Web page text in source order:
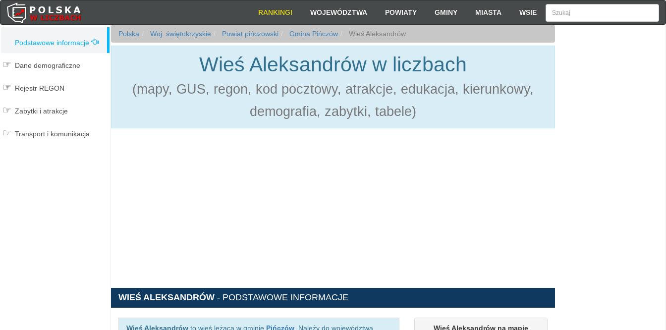
RANKINGI WOJEWÓDZTWA POWIATY GMINY MIASTA WSIE
Podstawowe informacje
Dane demograficzne
Rejestr REGON
Zabytki i atrakcje
Transport i komunikacja
Polska Woj. świętokrzyskie Powiat pińczowski Gmina Pińczów Wieś Aleksandrów
Wieś Aleksandrów w liczbach
(mapy, GUS, regon, kod pocztowy, atrakcje, edukacja, kierunkowy,
demografia, zabytki, tabele)
WIEŚ ALEKSANDRÓW - PODSTAWOWE INFORMACJE
Wieś Aleksandrów to wieś leżąca w gminie Pińczów . Należy do województwa
Wieś Aleksandrów na mapie